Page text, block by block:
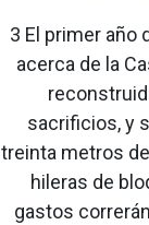
3 El primer año
acerca de la
sacrificios, y
treinta metros
hileras de
gastos